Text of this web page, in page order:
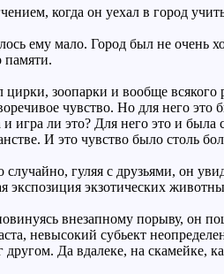
когда он уехал в город
ему мало. Город был не очень
зоопарки и вообще
чувство. Но для него это
и игра ли это? Для него это и
И это чувство было столь
гуляя с друзьями, он
экспозиция экзотических
внезапному порыву, он
невысокий субьект
другом. Да вдалеке, на скамейке,